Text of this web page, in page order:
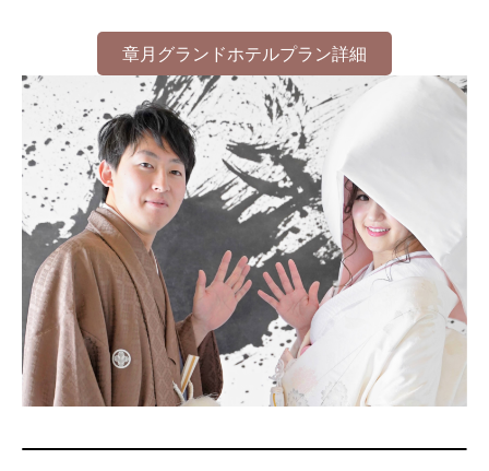
章月グランドホテルプラン詳細